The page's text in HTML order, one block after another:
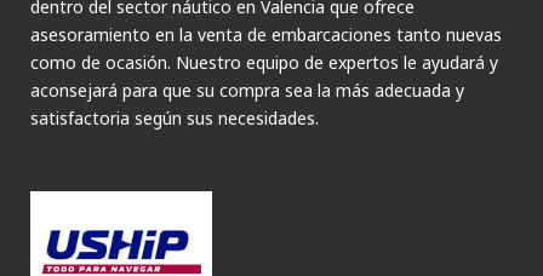
dentro del sector náutico en Valencia que ofrece
asesoramiento en la venta de embarcaciones tanto nuevas
como de ocasión. Nuestro equipo de expertos le ayudará y
aconsejará para que su compra sea la más adecuada y
satisfactoria según sus necesidades.